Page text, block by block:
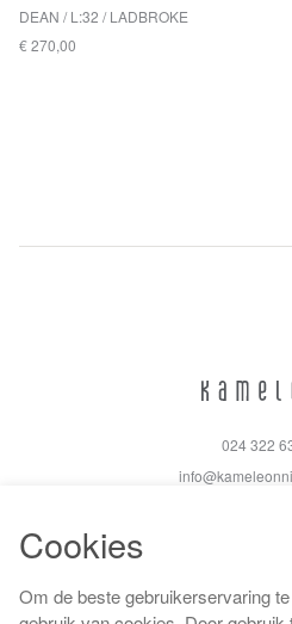
DEAN / L:32 / LADBROKE
€ 270,00
024 322
Algemene
Cookies
Om de beste gebruikerservaring